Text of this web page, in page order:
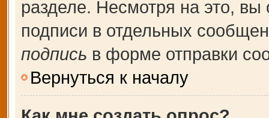
разделе. Несмотря на это,
подписи в отдельных
подпись в форме отправки
Вернуться к началу